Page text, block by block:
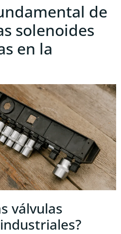
de
solenoides
en la
válvulas